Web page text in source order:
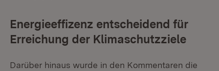
Energieeffizenz entscheidend für
Erreichung der Klimaschutzziele
Darüber hinaus wurde in den Kommentaren die